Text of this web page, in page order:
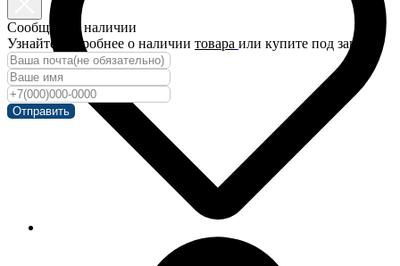
Сообщить о наличии
Узнайте подробнее о наличии товара или купите под заказ!
Отправить